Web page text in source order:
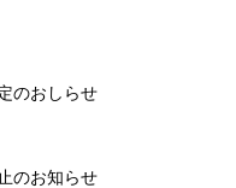
のおしらせ
のお知らせ